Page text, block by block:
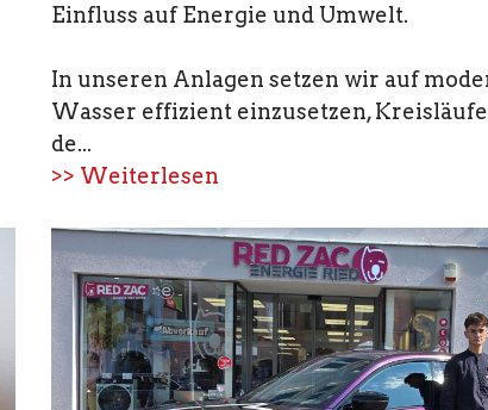
Einfluss auf Energie und Umwelt.
In unseren Anlagen setzen wir auf
Wasser effizient einzusetzen,
de...
>> Weiterlesen